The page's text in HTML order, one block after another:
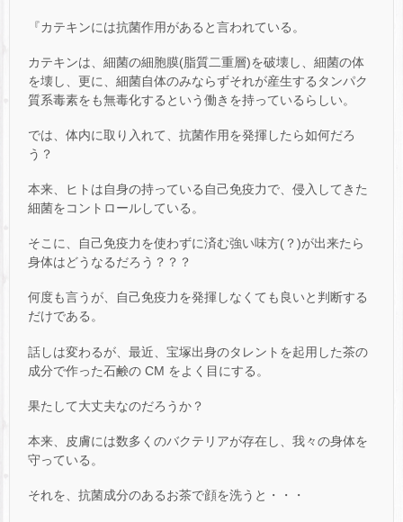
『カテキンには抗菌作用があると言われている。
カテキンは、細菌の細胞膜(脂質二重層)を破壊し、細菌の体
を壊し、更に、細菌自体のみならずそれが産生するタンパク
質系毒素をも無毒化するという働きを持っているらしい。
では、体内に取り入れて、抗菌作用を発揮したら如何だろ
う？
本来、ヒトは自身の持っている自己免疫力で、侵入してきた
細菌をコントロールしている。
そこに、自己免疫力を使わずに済む強い味方(？)が出来たら
身体はどうなるだろう？？？
何度も言うが、自己免疫力を発揮しなくても良いと判断する
だけである。
話しは変わるが、最近、宝塚出身のタレントを起用した茶の
成分で作った石鹸の CM をよく目にする。
果たして大丈夫なのだろうか？
本来、皮膚には数多くのバクテリアが存在し、我々の身体を
守っている。
それを、抗菌成分のあるお茶で顔を洗うと・・・